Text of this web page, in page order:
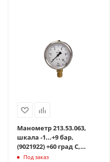
Манометр 213.53.063,
шкала -1...+9 бар,
(9021922) +60 град С,
точность 1,6,
Под заказ